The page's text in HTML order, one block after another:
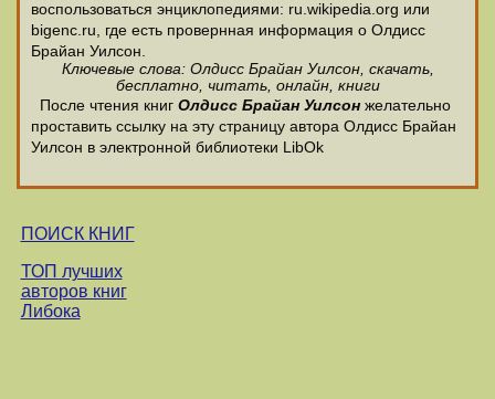
воспользоваться энциклопедиями: ru.wikipedia.org или
bigenc.ru, где есть провернная информация о Олдисс
Брайан Уилсон.
Ключевые слова: Олдисс Брайан Уилсон, скачать,
бесплатно, читать, онлайн, книги
После чтения книг Олдисс Брайан Уилсон желательно
проставить ссылку на эту страницу автора Олдисс Брайан
Уилсон в электронной библиотеки LibOk
ПОИСК КНИГ
ТОП лучших
авторов книг
Либока